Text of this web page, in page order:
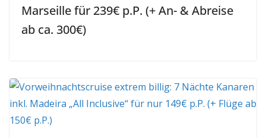
Marseille für 239€ p.P. (+ An- & Abreise
ab ca. 300€)